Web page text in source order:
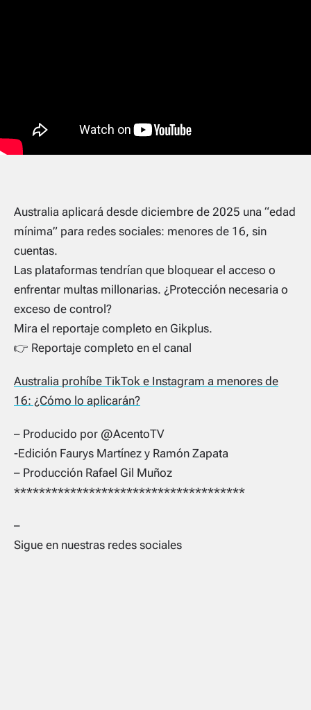
Australia aplicará desde diciembre de 2025 una “edad
mínima” para redes sociales: menores de 16, sin
cuentas.
Las plataformas tendrían que bloquear el acceso o
enfrentar multas millonarias. ¿Protección necesaria o
exceso de control?
Mira el reportaje completo en Gikplus.
👉 Reportaje completo en el canal
Australia prohíbe TikTok e Instagram a menores de
16: ¿Cómo lo aplicarán?
– Producido por @AcentoTV
-Edición Faurys Martínez y Ramón Zapata
– Producción Rafael Gil Muñoz
*************************************
–
Sigue en nuestras redes sociales